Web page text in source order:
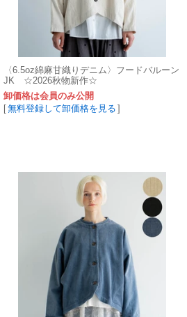
〈6.5oz綿麻甘織りデニム〉フードバルーン
JK ☆2026秋物新作☆
卸価格は会員のみ公開
[無料登録して卸価格を見る ]